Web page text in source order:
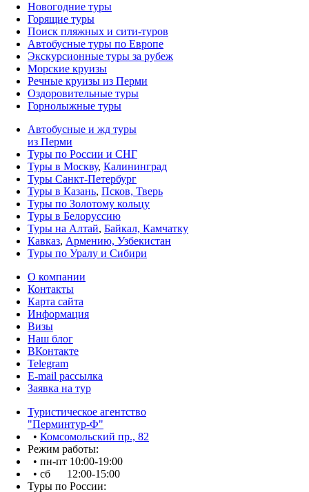
Новогодние туры
Горящие туры
Поиск пляжных и сити-туров
Автобусные туры по Европе
Экскурсионные туры за рубеж
Морские круизы
Речные круизы из Перми
Оздоровительные туры
Горнолыжные туры
Автобусные и жд туры
из Перми
Туры по России и СНГ
Туры в Москву, Калининград
Туры Санкт-Петербург
Туры в Казань, Псков, Тверь
Туры по Золотому кольцу
Туры в Белоруссию
Туры на Алтай, Байкал, Камчатку
Кавказ, Армению, Узбекистан
Туры по Уралу и Сибири
О компании
Контакты
Карта сайта
Информация
Визы
Наш блог
ВКонтакте
Telegram
E-mail рассылка
Заявка на тур
Туристическое агентство
"Перминтур-Ф"
• Комсомольский пр., 82
Режим работы:
• пн-пт 10:00-19:00
• сб 12:00-15:00
Туры по России: